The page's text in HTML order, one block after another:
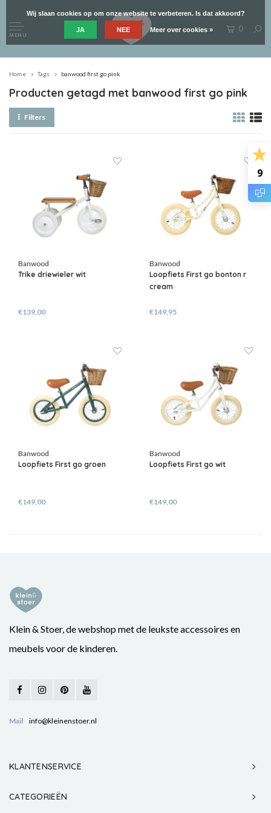
9
MENU
0
Home Tags banwood first go pink
Producten getagd met banwood first go pink
Filters
Banwood
Trike driewieler wit
€139,00
Banwood
Loopfiets First go bonton r
cream
€149,95
Banwood
Loopfiets First go groen
€149,00
Banwood
Loopfiets First go wit
€149,00
Klein & Stoer, de webshop met de leukste accessoires en
meubels voor de kinderen.
Mail info@kleinenstoer.nl
KLANTENSERVICE
CATEGORIEËN
Wij slaan cookies op om onze website te verbeteren. Is dat akkoord?
JA NEE Meer over cookies »